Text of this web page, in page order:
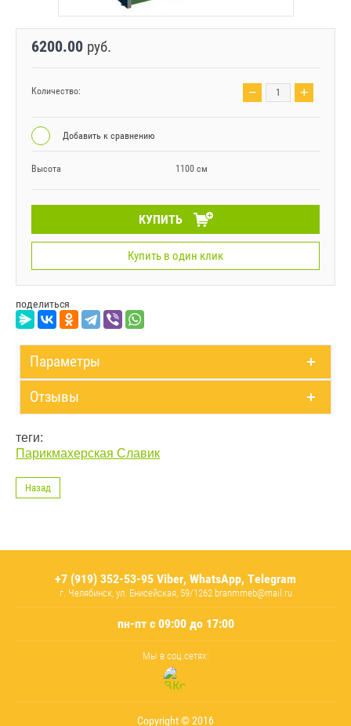
6200.00 руб.
Количество: − +
Добавить к сравнению
Высота 1100 см
КУПИТЬ
Купить в один клик
поделиться
Параметры
Отзывы
теги:
Парикмахерская Славик
Назад
пн-пт с 09:00 до 17:00
+7 (919) 352-53-95 Viber, WhatsApp, Telegram
г. Челябинск, ул. Енисейская, 59/1262 branmmeb@mail.ru
Мы в соц.сетях:
Copyright © 2016